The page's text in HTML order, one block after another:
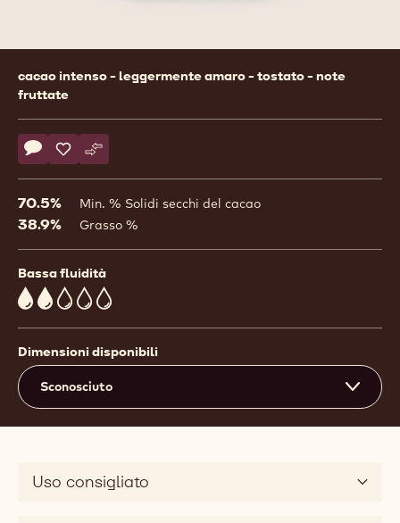
Product
information
cacao intenso - leggermente amaro - tostato - note
fruttate
Actions
Scrivi un commento
- 70-30-38
Salvare
- 70-30-38Confronto
- 70-30-38
70.5% Min. % Solidi secchi del cacao
38.9% Grasso %
Bassa fluidità
2
Dimensioni disponibili
Sconosciuto
Uso consigliato